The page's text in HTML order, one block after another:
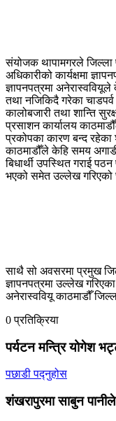
संयोजक थापामगरले जिल्ला
अधिकारीको कार्यक्षमा
ज्ञापनपत्रमा
तथा नजिकिदै गरेका
कालोबजारी तथा शान्ति
प्रसाशन कार्यालय
प्रकोपका कारण बन्द
काठमाडौँले केहि समय अगाडी
बिधार्थी उपस्थित गराई
भएको समेत उल्लेख गरिएको
साथै सो अवसरमा प्रमुख
ज्ञापनपत्रमा उल्लेख
अनेरास्ववियू काठमाडौँ
0 प्रतिक्रिया
पर्यटन मन्त्रि योगेश
पछाडी पद्नुहोस
शंखरापुरमा साबुन